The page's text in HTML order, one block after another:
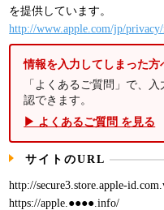
を提供しています。
http://www.apple.com/jp/
情報を入力してしまった方
「よくあるご質問」で、
認できます。
▶ よくあるご質問 を見る
サイトのURL
http://secure3.store.apple-
https://apple.●●●●.info/